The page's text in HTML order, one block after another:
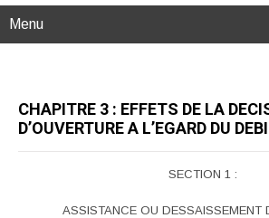
Menu
CHAPITRE 3 : EFFETS DE LA
D’OUVERTURE A L’EGARD DU
SECTION 1 :
ASSISTANCE OU DESSAISSEMENT